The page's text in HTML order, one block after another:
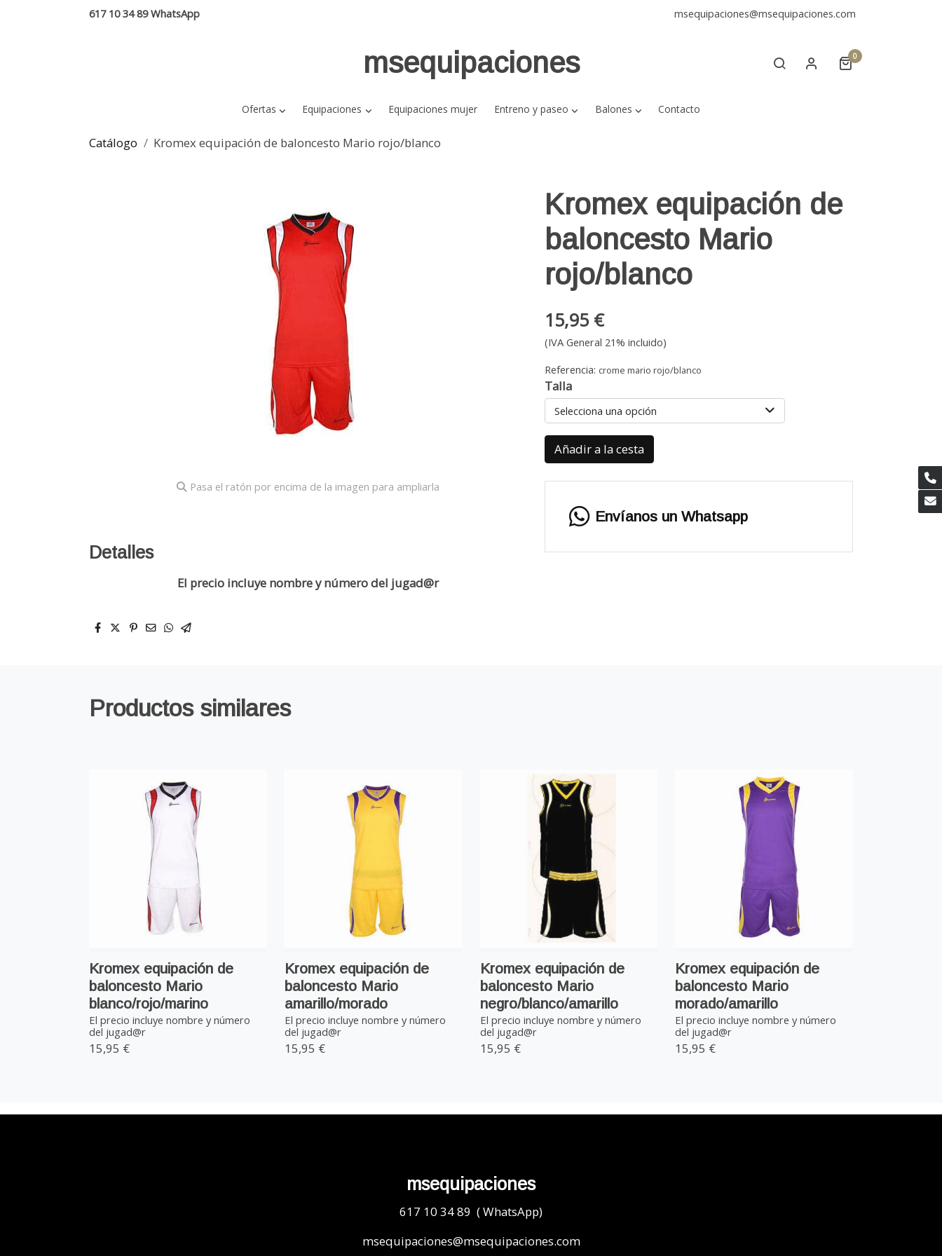
617 10 34 89 WhatsApp msequipaciones@msequipaciones.com
msequipaciones 0
Ofertas Equipaciones Equipaciones mujer Entreno y paseo Balones Contacto
Catálogo Kromex equipación de baloncesto Mario rojo/blanco
Pasa el ratón por encima de la imagen para ampliarla
Detalles
El precio incluye nombre y número del jugad@r
Kromex equipación de
baloncesto Mario
rojo/blanco
15,95 €
(IVA General 21% incluido)
Referencia: crome mario rojo/blanco
Talla
Selecciona una opción
Añadir a la cesta
Envíanos un Whatsapp
Productos similares
Kromex equipación de
baloncesto Mario
blanco/rojo/marino
El precio incluye nombre y número
del jugad@r
15,95 €
Kromex equipación de
baloncesto Mario
amarillo/morado
El precio incluye nombre y número
del jugad@r
15,95 €
Kromex equipación de
baloncesto Mario
negro/blanco/amarillo
El precio incluye nombre y número
del jugad@r
15,95 €
Kromex equipación de
baloncesto Mario
morado/amarillo
El precio incluye nombre y número
del jugad@r
15,95 €
msequipaciones
617 10 34 89 ( WhatsApp)
msequipaciones@msequipaciones.com